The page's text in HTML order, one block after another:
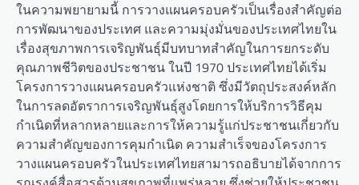
ในความพยายามนี้ การวางแผนครอบครัวเป็นเรื่องสำคัญต่อ
การพัฒนาของประเทศ และความมุ่งมั่นของประเทศไทยใน
เรื่องสุขภาพการเจริญพันธุ์มีบทบาทสำคัญในการยกระดับ
คุณภาพชีวิตของประชาชน ในปี 1970 ประเทศไทยได้เริ่ม
โครงการวางแผนครอบครัวแห่งชาติ ซึ่งมีวัตถุประสงค์หลัก
ในการลดอัตราการเจริญพันธุ์สูงโดยการให้บริการวิธีคุม
กำเนิดที่หลากหลายและการให้ความรู้แก่ประชาชนเกี่ยวกับ
ความสำคัญของการคุมกำเนิด ความสำเร็จของโครงการ
วางแผนครอบครัวในประเทศไทยสามารถอธิบายได้จากการ